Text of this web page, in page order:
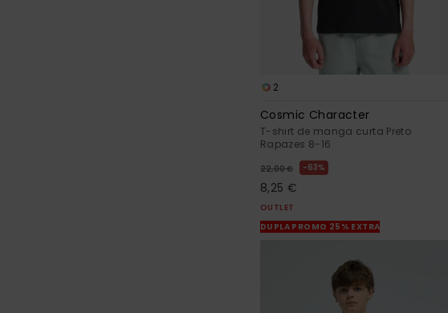
2
Cosmic Character
T-shirt de manga curta Preto
Rapazes 8-16
22,00 € 63%
8,25 €
OUTLET
DUPLA PROMO 25% EXTRA